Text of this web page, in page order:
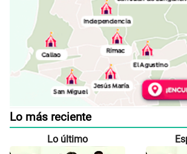
Lo más reciente
Lo último